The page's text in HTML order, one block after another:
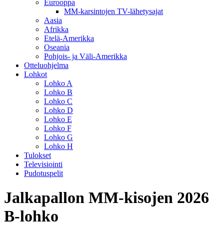
Eurooppa
MM-karsintojen TV-lähetysajat
Aasia
Afrikka
Etelä-Amerikka
Oseania
Pohjois- ja Väli-Amerikka
Otteluohjelma
Lohkot
Lohko A
Lohko B
Lohko C
Lohko D
Lohko E
Lohko F
Lohko G
Lohko H
Tulokset
Televisiointi
Pudotuspelit
Jalkapallon MM-kisojen 2026
B-lohko